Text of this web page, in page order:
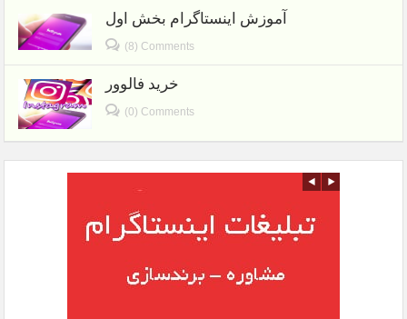
آموزش اینستاگرام بخش اول
(8) Comments
خرید فالوور
(0) Comments